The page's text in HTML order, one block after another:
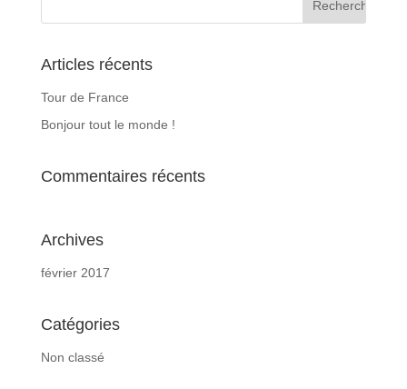
Articles récents
Tour de France
Bonjour tout le monde !
Commentaires récents
Archives
février 2017
Catégories
Non classé